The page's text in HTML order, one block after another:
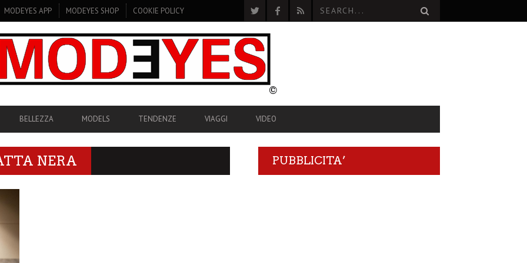
MODEYES APP MODEYES SHOP COOKIE POLICY
BELLEZZA MODELS TENDENZE VIAGGI VIDEO
NERA PUBBLICITA’